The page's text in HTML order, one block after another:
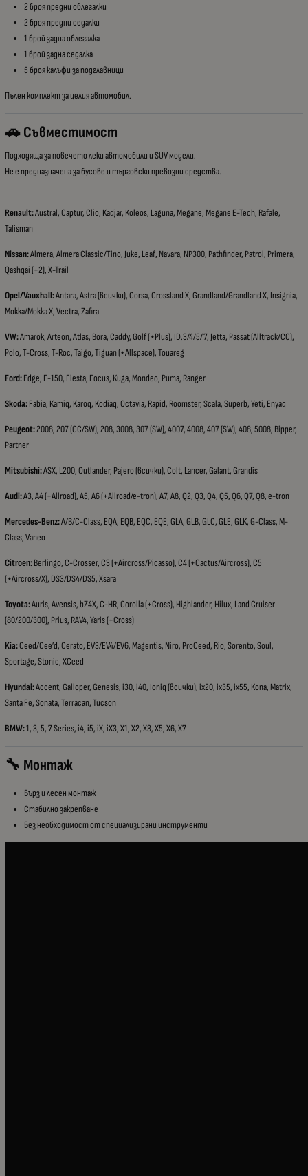
2 броя предни облегалки
2 броя предни седалки
1 брой задна облегалка
1 брой задна седалка
5 броя калъфи за подглавници
Пълен комплект за целия автомобил.
🚗 Съвместимост
Подходяща за повечето леки автомобили и SUV модели.
Не е предназначена за бусове и търговски превозни средства.
Renault:Austral, Captur, Clio, Kadjar, Koleos, Laguna, Megane, Megane E-Tech, Rafale,
Talisman
Nissan:Almera, Almera Classic/Tino, Juke, Leaf, Navara, NP300, Pathfinder, Patrol, Primera,
Qashqai (+2), X-Trail
Opel/Vauxhall:Antara, Astra (всички), Corsa, Crossland X, Grandland/Grandland X, Insignia,
Mokka/Mokka X, Vectra, Zafira
VW:Amarok, Arteon, Atlas, Bora, Caddy, Golf (+Plus), ID.3/4/5/7, Jetta, Passat (Alltrack/CC),
Polo, T-Cross, T-Roc, Taigo, Tiguan (+Allspace), Touareg
Ford:Edge, F-150, Fiesta, Focus, Kuga, Mondeo, Puma, Ranger
Skoda:Fabia, Kamiq, Karoq, Kodiaq, Octavia, Rapid, Roomster, Scala, Superb, Yeti, Enyaq
Peugeot:2008, 207 (CC/SW), 208, 3008, 307 (SW), 4007, 4008, 407 (SW), 408, 5008, Bipper,
Partner
Mitsubishi:ASX, L200, Outlander, Pajero (всички), Colt, Lancer, Galant, Grandis
Audi:A3, A4 (+Allroad), A5, A6 (+Allroad/e-tron), A7, A8, Q2, Q3, Q4, Q5, Q6, Q7, Q8, e-tron
Mercedes-Benz:A/B/C-Class, EQA, EQB, EQC, EQE, GLA, GLB, GLC, GLE, GLK, G-Class, M-
Class, Vaneo
Citroen:Berlingo, C-Crosser, C3 (+Aircross/Picasso), C4 (+Cactus/Aircross), C5
(+Aircross/X), DS3/DS4/DS5, Xsara
Toyota:Auris, Avensis, bZ4X, C-HR, Corolla (+Cross), Highlander, Hilux, Land Cruiser
(80/200/300), Prius, RAV4, Yaris (+Cross)
Kia:Ceed/Cee’d, Cerato, EV3/EV4/EV6, Magentis, Niro, ProCeed, Rio, Sorento, Soul,
Sportage, Stonic, XCeed
Hyundai:Accent, Galloper, Genesis, i30, i40, Ioniq (всички), ix20, ix35, ix55, Kona, Matrix,
Santa Fe, Sonata, Terracan, Tucson
BMW:1, 3, 5, 7 Series, i4, i5, iX, iX3, X1, X2, X3, X5, X6, X7
🔧 Монтаж
Бърз и лесен монтаж
Стабилно закрепване
Без необходимост от специализирани инструменти